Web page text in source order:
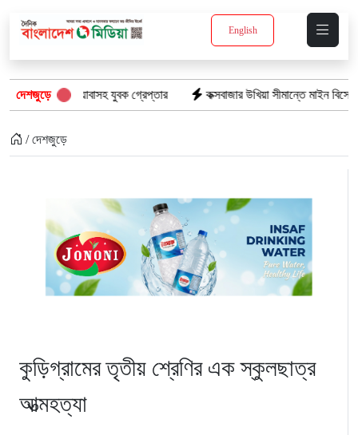
English
দেশজুড়েযুবক গ্রেপ্তার কক্সবাজার উখিয়া সীমান্তে মাইন বিস্ফোরণে যুবক
/ দেশজুড়ে
কুড়িগ্রামের তৃতীয় শ্রেণির এক স্কুলছাত্র
আত্মহত্যা